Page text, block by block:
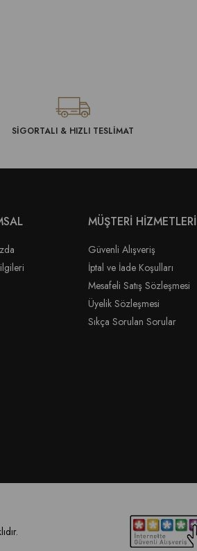
SİGORTALI & HIZLI TESLİMAT
MÜŞTERİ HİZMETLERİ
Güvenli Alışveriş
İptal ve İade Koşulları
Mesafeli Satış Sözleşmesi
Üyelik Sözleşmesi
Sıkça Sorulan Sorular